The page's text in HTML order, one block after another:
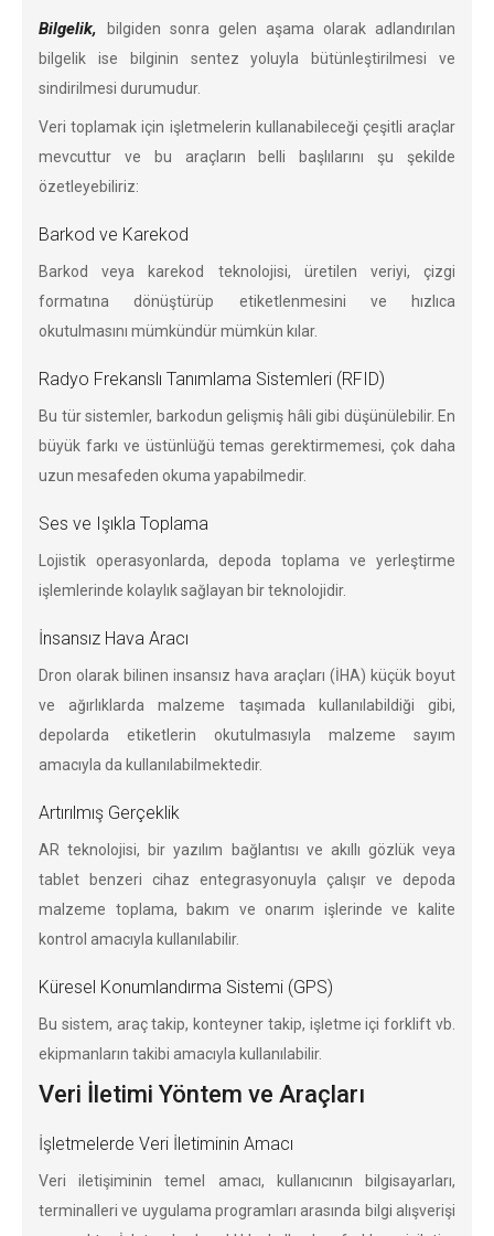
Bilgelik,
bilgiden sonra gelen aşama olarak adlandırılan
bilgelik ise bilginin sentez yoluyla bütünleştirilmesi ve
sindirilmesi durumudur.
Veri toplamak için işletmelerin kullanabileceği çeşitli araçlar
mevcuttur ve bu araçların belli başlılarını şu şekilde
özetleyebiliriz:
Barkod ve Karekod
Barkod veya karekod teknolojisi, üretilen veriyi, çizgi
formatına dönüştürüp etiketlenmesini ve hızlıca
okutulmasını mümkündür mümkün kılar.
Radyo Frekanslı Tanımlama Sistemleri (RFID)
Bu tür sistemler, barkodun gelişmiş hâli gibi düşünülebilir. En
büyük farkı ve üstünlüğü temas gerektirmemesi, çok daha
uzun mesafeden okuma yapabilmedir.
Ses ve Işıkla Toplama
Lojistik operasyonlarda, depoda toplama ve yerleştirme
işlemlerinde kolaylık sağlayan bir teknolojidir.
İnsansız Hava Aracı
Dron olarak bilinen insansız hava araçları (İHA) küçük boyut
ve ağırlıklarda malzeme taşımada kullanılabildiği gibi,
depolarda etiketlerin okutulmasıyla malzeme sayım
amacıyla da kullanılabilmektedir.
Artırılmış Gerçeklik
AR teknolojisi, bir yazılım bağlantısı ve akıllı gözlük veya
tablet benzeri cihaz entegrasyonuyla çalışır ve depoda
malzeme toplama, bakım ve onarım işlerinde ve kalite
kontrol amacıyla kullanılabilir.
Küresel Konumlandırma Sistemi (GPS)
Bu sistem, araç takip, konteyner takip, işletme içi forklift vb.
ekipmanların takibi amacıyla kullanılabilir.
Veri İletimi Yöntem ve Araçları
İşletmelerde Veri İletiminin Amacı
Veri iletişiminin temel amacı, kullanıcının bilgisayarları,
terminalleri ve uygulama programları arasında bilgi alışverişi